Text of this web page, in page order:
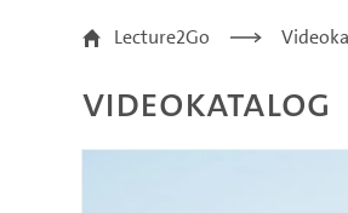
Gedichte -
Lecture2Go
Videokatalog